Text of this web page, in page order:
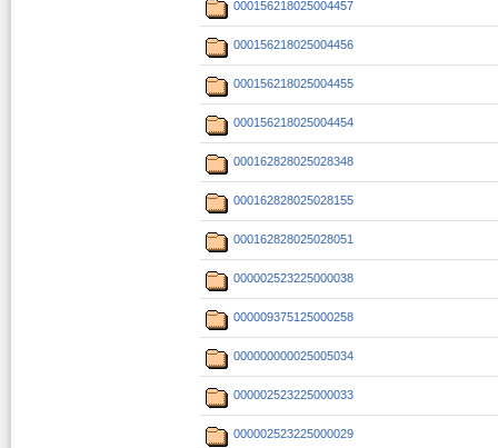
000156218025004457
000156218025004456
000156218025004455
000156218025004454
000162828025028348
000162828025028155
000162828025028051
000002523225000038
000009375125000258
000000000025005034
000002523225000033
000002523225000029